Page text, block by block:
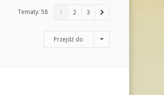
Tematy: 58 1 2 3
Przejdź do